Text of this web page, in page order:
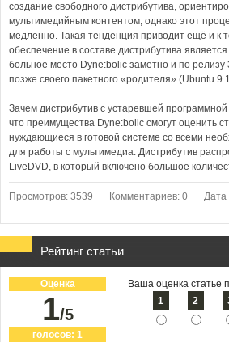
создание свободного дистрибутива,
мультимедийным контентом, однако этот
медленно. Такая тенденция приводит ещё и к
обеспечение в составе дистрибутива
больное место Dyne:bolic заметно и по релизу
позже своего пакетного «родителя» (Ubuntu
Зачем дистрибутив с устаревшей
что преимущества Dyne:bolic смогут оценить
нуждающиеся в готовой системе со всеми
для работы с мультимедиа. Дистрибутив
LiveDVD, в который включено большое
Просмотров: 3539 Комментариев: 0 Дата
Рейтинг статьи
Оценка
1/5
голосов: 1
Ваша оценка статье
1
2